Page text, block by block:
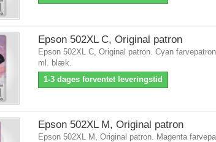
Epson 502XL C, Original patron
Epson 502XL C, Original patron. Cyan
ml. blæk.
1-3 dages forventet leveringstid
Epson 502XL M, Original patron
Epson 502XL M, Original patron. Magenta